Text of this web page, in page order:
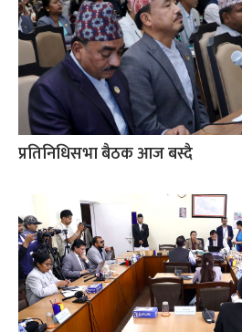
प्रतिनिधिसभा बैठक आज बस्दै